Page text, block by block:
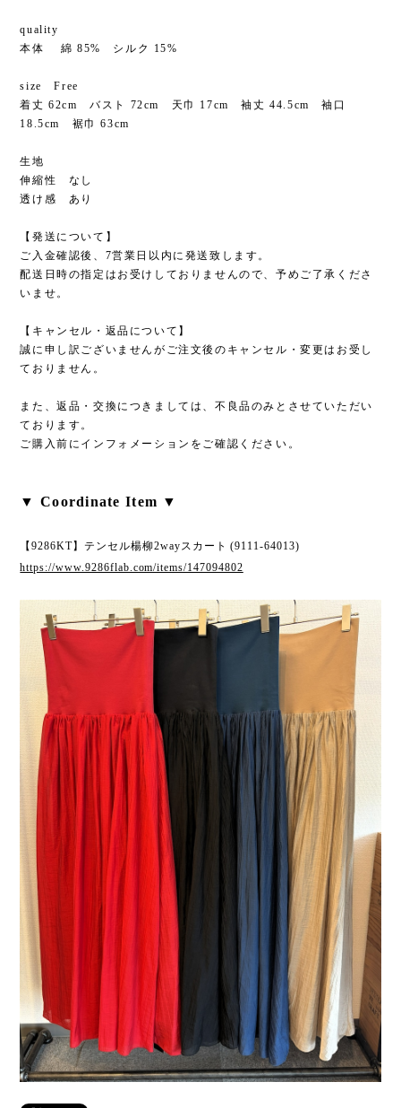
quality
本体 綿 85% シルク 15%
size Free
着丈 62cm バスト 72cm 天巾 17cm 袖丈 44.5cm 袖口
18.5cm 裾巾 63cm
生地
伸縮性 なし
透け感 あり
【発送について】
ご入金確認後、7営業日以内に発送致します。
配送日時の指定はお受けしておりませんので、予めご了承くださ
いませ。
【キャンセル・返品について】
誠に申し訳ございませんがご注文後のキャンセル・変更はお受し
ておりません。
また、返品・交換につきましては、不良品のみとさせていただい
ております。
ご購入前にインフォメーションをご確認ください。
▼ Coordinate Item ▼
【9286KT】テンセル楊柳2wayスカート (9111-64013)
https://www.9286flab.com/items/147094802